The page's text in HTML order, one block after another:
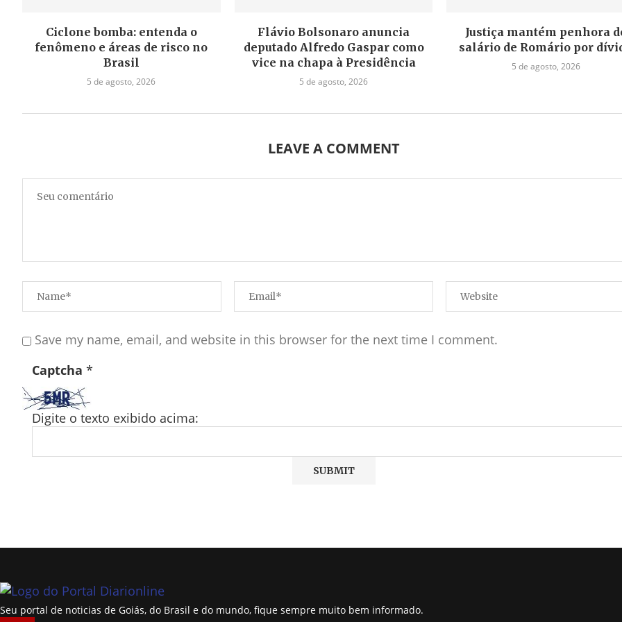
Ciclone bomba: entenda o
fenômeno e áreas de risco no
Brasil
5 de agosto, 2026
Flávio Bolsonaro anuncia
deputado Alfredo Gaspar como
vice na chapa à Presidência
5 de agosto, 2026
Justiça mantém penhora
salário de Romário por
5 de agosto, 2026
LEAVE A COMMENT
Save my name, email, and website in this browser for the next time I comment.
Captcha *
Digite o texto exibido acima:
Seu portal de noticias de Goiás, do Brasil e do mundo, fique sempre muito bem informado.